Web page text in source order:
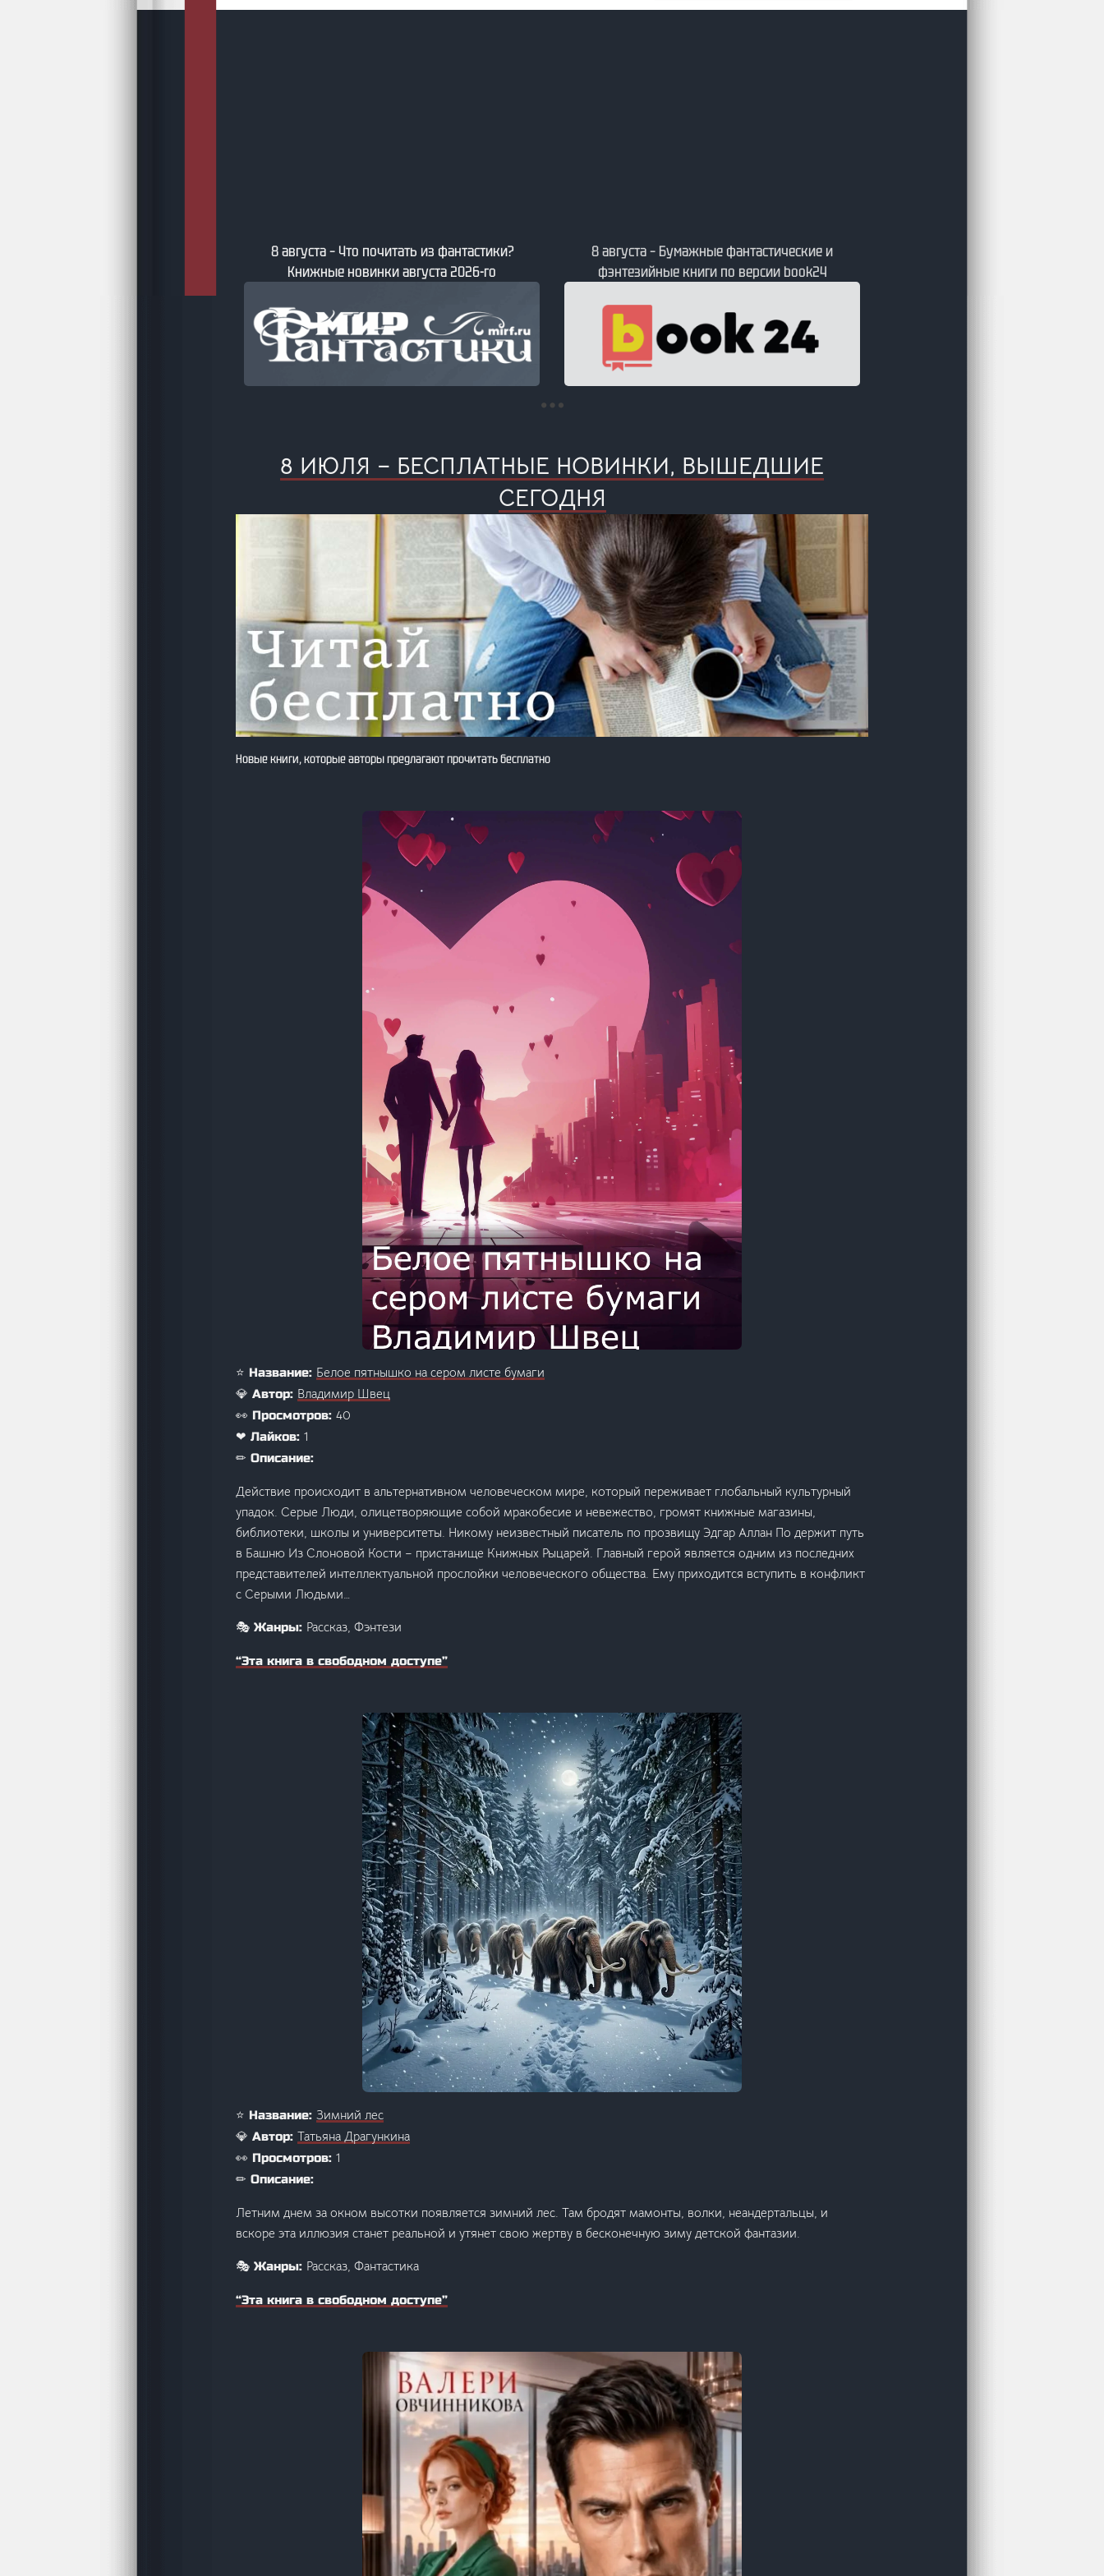
8 августа – Что почитать из фантастики?
Книжные новинки августа 2026-го
8 августа – Бумажные фантастические и
фэнтезийные книги по версии book24
8 ИЮЛЯ – БЕСПЛАТНЫЕ НОВИНКИ, ВЫШЕДШИЕ
СЕГОДНЯ
Новые книги, которые авторы предлагают прочитать бесплатно
⭐ Название: Белое пятнышко на сером листе бумаги
💎 Автор: Владимир Швец
👀 Просмотров: 40
❤ Лайков: 1
✏ Описание:
Действие происходит в альтернативном человеческом мире, который переживает глобальный культурный
упадок. Серые Люди, олицетворяющие собой мракобесие и невежество, громят книжные магазины,
библиотеки, школы и университеты. Никому неизвестный писатель по прозвищу Эдгар Аллан По держит путь
в Башню Из Слоновой Кости – пристанище Книжных Рыцарей. Главный герой является одним из последних
представителей интеллектуальной прослойки человеческого общества. Ему приходится вступить в конфликт
с Серыми Людьми…
🎭 Жанры: Рассказ, Фэнтези
“Эта книга в свободном доступе”
⭐ Название: Зимний лес
💎 Автор: Татьяна Драгункина
👀 Просмотров: 1
✏ Описание:
Летним днем за окном высотки появляется зимний лес. Там бродят мамонты, волки, неандертальцы, и
вскоре эта иллюзия станет реальной и утянет свою жертву в бесконечную зиму детской фантазии.
🎭 Жанры: Рассказ, Фантастика
“Эта книга в свободном доступе”